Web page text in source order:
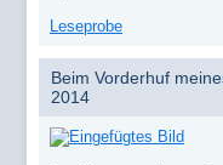
Leseprobe
Beim Vorderhuf
2014